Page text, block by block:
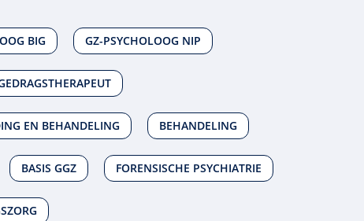
BIG GZ-PSYCHOLOOG NIP
EN BEHANDELING BEHANDELING
BASIS GGZ FORENSISCHE PSYCHIATRIE